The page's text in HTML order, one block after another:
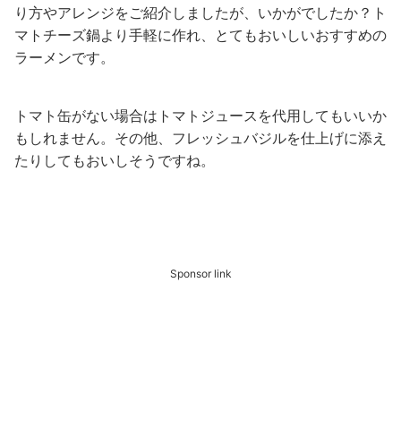
り方やアレンジをご紹介しましたが、いかがでしたか？ト
マトチーズ鍋より手軽に作れ、とてもおいしいおすすめの
ラーメンです。
トマト缶がない場合はトマトジュースを代用してもいいか
もしれません。その他、フレッシュバジルを仕上げに添え
たりしてもおいしそうですね。
Sponsor link